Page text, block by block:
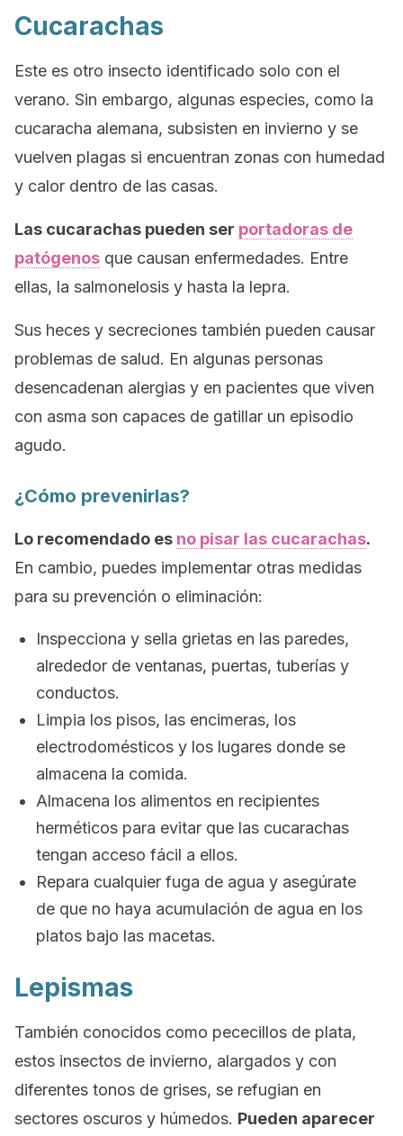
Cucarachas
Este es otro insecto identificado solo con el
verano. Sin embargo, algunas especies, como la
cucaracha alemana, subsisten en invierno y se
vuelven plagas si encuentran zonas con humedad
y calor dentro de las casas.
Las cucarachas pueden ser portadoras de
patógenos que causan enfermedades. Entre
ellas, la salmonelosis y hasta la lepra.
Sus heces y secreciones también pueden causar
problemas de salud. En algunas personas
desencadenan alergias y en pacientes que viven
con asma son capaces de gatillar un episodio
agudo.
¿Cómo prevenirlas?
Lo recomendado es no pisar las cucarachas.
En cambio, puedes implementar otras medidas
para su prevención o eliminación:
Inspecciona y sella grietas en las paredes,
alrededor de ventanas, puertas, tuberías y
conductos.
Limpia los pisos, las encimeras, los
electrodomésticos y los lugares donde se
almacena la comida.
Almacena los alimentos en recipientes
herméticos para evitar que las cucarachas
tengan acceso fácil a ellos.
Repara cualquier fuga de agua y asegúrate
de que no haya acumulación de agua en los
platos bajo las macetas.
Lepismas
También conocidos como pececillos de plata,
estos insectos de invierno, alargados y con
diferentes tonos de grises, se refugian en
sectores oscuros y húmedos. Pueden aparecer